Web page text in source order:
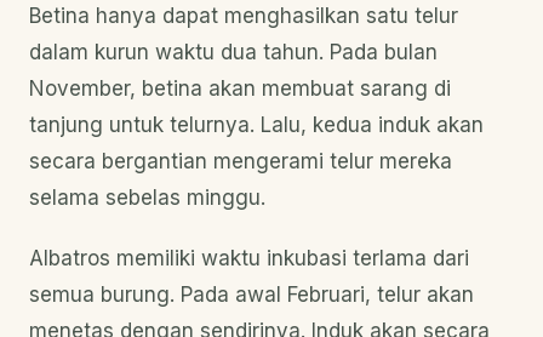
Betina hanya dapat menghasilkan satu telur
dalam kurun waktu dua tahun. Pada bulan
November, betina akan membuat sarang di
tanjung untuk telurnya. Lalu, kedua induk akan
secara bergantian mengerami telur mereka
selama sebelas minggu.
Albatros memiliki waktu inkubasi terlama dari
semua burung. Pada awal Februari, telur akan
menetas dengan sendirinya. Induk akan secara